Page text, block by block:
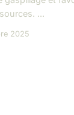
...
2025